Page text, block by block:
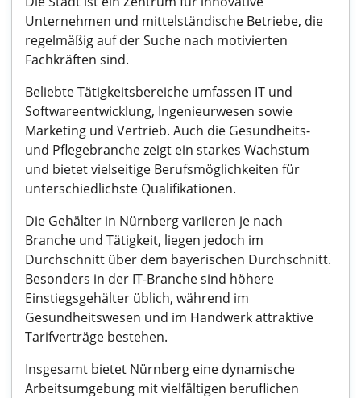
Unternehmen und mittelständische Betriebe, die
regelmäßig auf der Suche nach motivierten
Fachkräften sind.
Beliebte Tätigkeitsbereiche umfassen IT und
Softwareentwicklung, Ingenieurwesen sowie
Marketing und Vertrieb. Auch die Gesundheits-
und Pflegebranche zeigt ein starkes Wachstum
und bietet vielseitige Berufsmöglichkeiten für
unterschiedlichste Qualifikationen.
Die Gehälter in Nürnberg variieren je nach
Branche und Tätigkeit, liegen jedoch im
Durchschnitt über dem bayerischen Durchschnitt.
Besonders in der IT-Branche sind höhere
Einstiegsgehälter üblich, während im
Gesundheitswesen und im Handwerk attraktive
Tarifverträge bestehen.
Insgesamt bietet Nürnberg eine dynamische
Arbeitsumgebung mit vielfältigen beruflichen